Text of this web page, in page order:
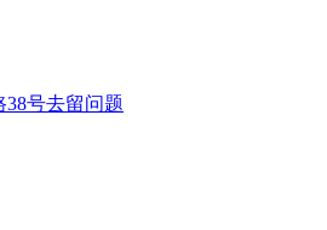
号去留问题